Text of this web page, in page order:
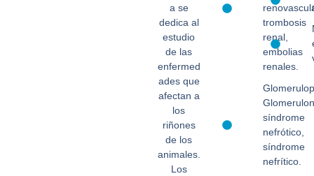
a se
dedica al
estudio
de las
enfermed
ades que
afectan a
los
riñones
de los
animales.
Los
trombosis
renal,
embolias
renales.
síndrome
nefrótico,
síndrome
nefrítico.